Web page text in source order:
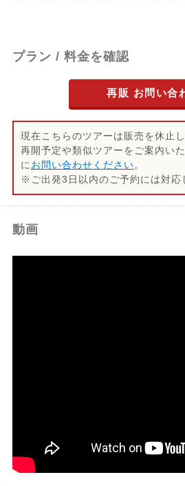
プラン / 料金を確認
再販 お問い合
現在こちらのツアーは販売を休止し
再開予定や類似ツアーをご案内い
にお問い合わせください。
※ご出発3日以内のご予約には対応
動画